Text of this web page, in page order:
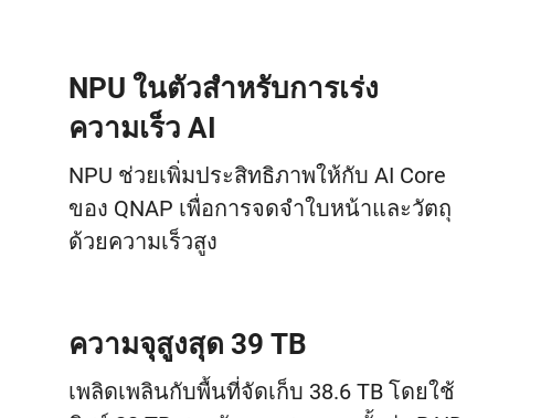
NPU ในตัวสำหรับการเร่ง
ความเร็ว AI
NPU ช่วยเพิ่มประสิทธิภาพให้กับ AI Core
ของ QNAP เพื่อการจดจำใบหน้าและวัตถุ
ด้วยความเร็วสูง
ความจุสูงสุด 39 TB
เพลิดเพลินกับพื้นที่จัดเก็บ 38.6 TB โดยใช้